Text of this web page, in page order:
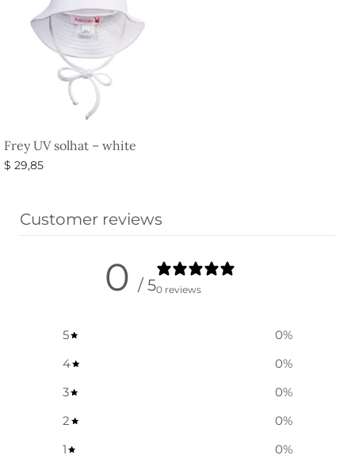
Frey UV solhat – white
$ 29,85
Customer reviews
0 / 50 reviews
5 0%
4
0%
3
0%
2
0%
1
0%